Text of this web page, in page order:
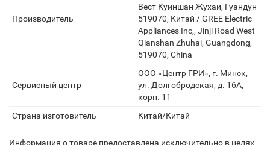
Производитель
Вест Куиншан Жухаи, Гуандун
519070, Китай / GREE Electric
Appliances Inc,, Jinji Road West
Qianshan Zhuhai, Guangdong,
519070, China
Сервисный центр
ООО «Центр ГРИ», г. Минск,
ул. Долгобродская, д. 16А,
корп. 11
Страна изготовитель
Китай/Китай
Информация о товаре предоставлена исключительно в целях